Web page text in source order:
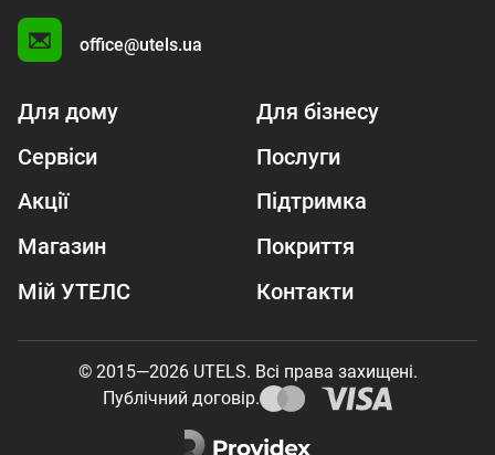
office@utels.ua
Для дому
Для бізнесу
Сервіси
Послуги
Акції
Підтримка
Магазин
Покриття
Мій УТЕЛС
Контакти
© 2015—2026 UTELS. Всі права захищені.
Публічний договір.